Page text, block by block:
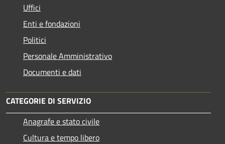
Uffici
Enti e fondazioni
Politici
Personale Amministrativo
Documenti e dati
CATEGORIE DI SERVIZIO
Anagrafe e stato civile
Cultura e tempo libero